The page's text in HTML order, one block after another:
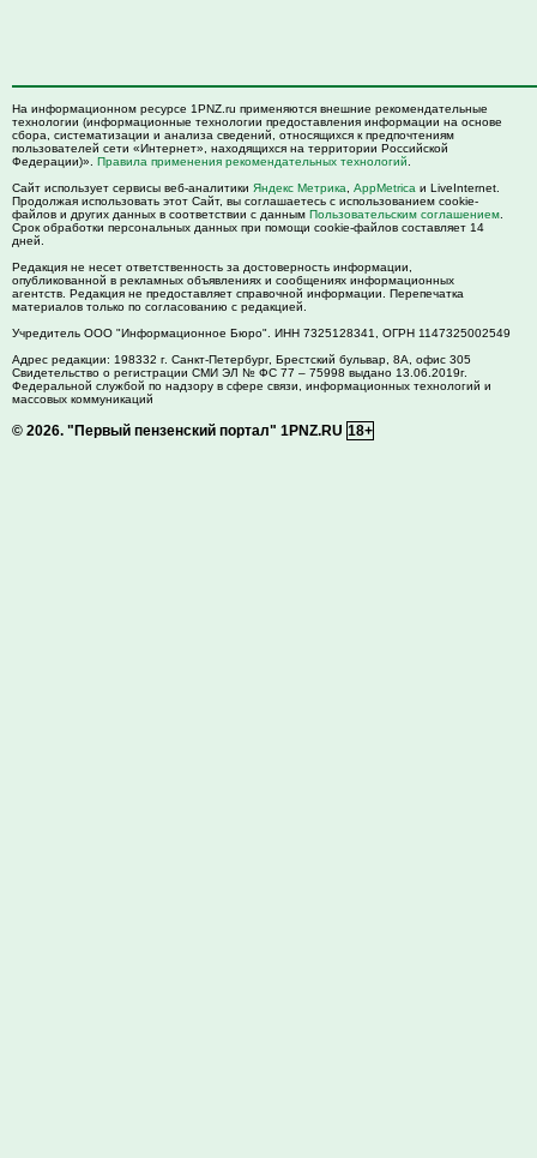
На информационном ресурсе 1PNZ.ru применяются внешние рекомендательные
технологии (информационные технологии предоставления информации на основе
сбора, систематизации и анализа сведений, относящихся к предпочтениям
пользователей сети «Интернет», находящихся на территории Российской
Федерации)». Правила применения рекомендательных технологий
Сайт использует сервисы веб-аналитики Яндекс Метрика AppMetrica и LiveInternet.
Продолжая использовать этот Сайт, вы соглашаетесь с использованием cookie-
файлов и других данных в соответствии с данным Пользовательским соглашением
Срок обработки персональных данных при помощи cookie-файлов составляет 14
дней.
Редакция не несет ответственность за достоверность информации,
опубликованной в рекламных объявлениях и сообщениях информационных
агентств. Редакция не предоставляет справочной информации. Перепечатка
материалов только по согласованию с редакцией.
Учредитель ООО "Информационное Бюро". ИНН 7325128341, ОГРН 1147325002549
Адрес редакции: 198332 г. Санкт-Петербург, Брестский бульвар, 8А, офис 305
Свидетельство о регистрации СМИ ЭЛ № ФС 77 – 75998 выдано 13.06.2019г.
Федеральной службой по надзору в сфере связи, информационных технологий и
массовых коммуникаций
© 2026. "Первый пензенский портал" 1PNZ.RU 18+